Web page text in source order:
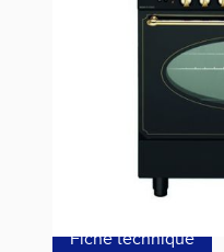
1 003,00 €
Fiche technique